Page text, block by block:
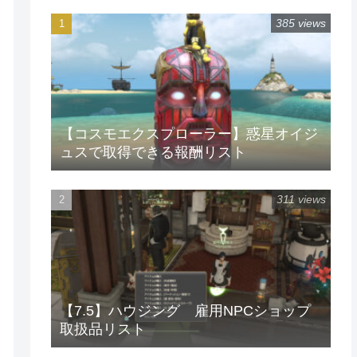
【コスモエクスプローラー】惑星オイジ
ュスで取得できる報酬リスト
385 views
【7.5】ハウジング 雇用NPCショップ
取扱品リスト
311 views